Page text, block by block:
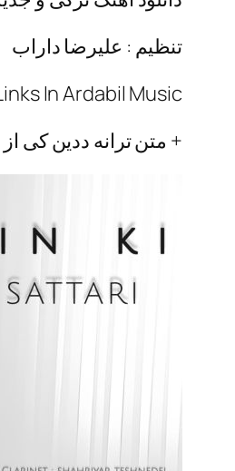
تنظیم : علیرضا داراب
In Ardabil Music
+ متن ترانه ددین کی